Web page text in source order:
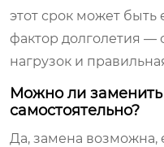
этот срок может
фактор долголетия —
нагрузок и
Можно ли
самостоятельно?
Да, замена возможна,